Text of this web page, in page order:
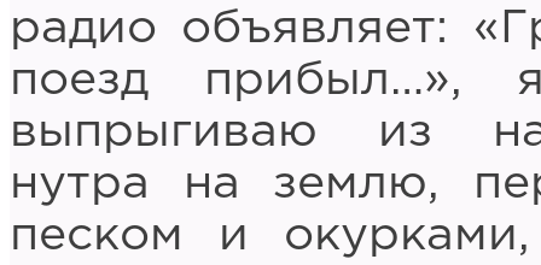
радио объявляет:
поезд прибыл…»,
выпрыгиваю из
нутра на землю,
песком и